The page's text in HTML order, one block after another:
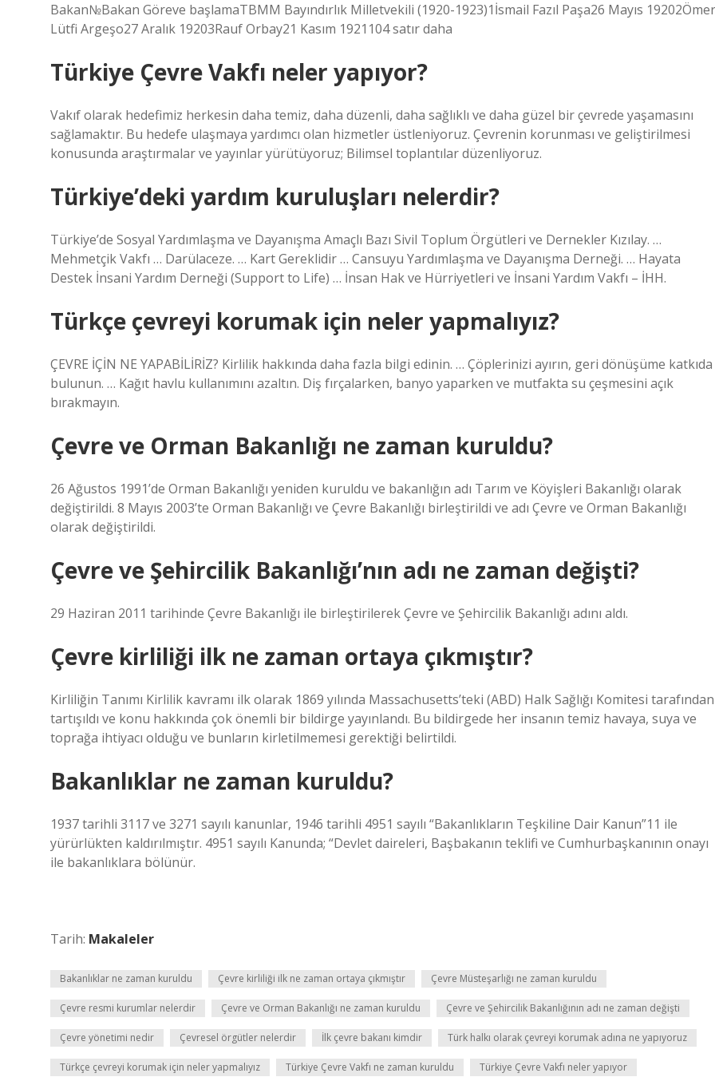
Bakan№Bakan Göreve başlamaTBMM Bayındırlık Milletvekili (1920-1923)1İsmail Fazıl Paşa26 Mayıs 19202Ömer
Lütfi Argeşo27 Aralık 19203Rauf Orbay21 Kasım 1921104 satır daha
Türkiye Çevre Vakfı neler yapıyor?
Vakıf olarak hedefimiz herkesin daha temiz, daha düzenli, daha sağlıklı ve daha güzel bir çevrede yaşamasını
sağlamaktır. Bu hedefe ulaşmaya yardımcı olan hizmetler üstleniyoruz. Çevrenin korunması ve geliştirilmesi
konusunda araştırmalar ve yayınlar yürütüyoruz; Bilimsel toplantılar düzenliyoruz.
Türkiye’deki yardım kuruluşları nelerdir?
Türkiye’de Sosyal Yardımlaşma ve Dayanışma Amaçlı Bazı Sivil Toplum Örgütleri ve Dernekler Kızılay. …
Mehmetçik Vakfı … Darülaceze. … Kart Gereklidir … Cansuyu Yardımlaşma ve Dayanışma Derneği. … Hayata
Destek İnsani Yardım Derneği (Support to Life) … İnsan Hak ve Hürriyetleri ve İnsani Yardım Vakfı – İHH.
Türkçe çevreyi korumak için neler yapmalıyız?
ÇEVRE İÇİN NE YAPABİLİRİZ? Kirlilik hakkında daha fazla bilgi edinin. … Çöplerinizi ayırın, geri dönüşüme katkıda
bulunun. … Kağıt havlu kullanımını azaltın. Diş fırçalarken, banyo yaparken ve mutfakta su çeşmesini açık
bırakmayın.
Çevre ve Orman Bakanlığı ne zaman kuruldu?
26 Ağustos 1991’de Orman Bakanlığı yeniden kuruldu ve bakanlığın adı Tarım ve Köyişleri Bakanlığı olarak
değiştirildi. 8 Mayıs 2003’te Orman Bakanlığı ve Çevre Bakanlığı birleştirildi ve adı Çevre ve Orman Bakanlığı
olarak değiştirildi.
Çevre ve Şehircilik Bakanlığı’nın adı ne zaman değişti?
29 Haziran 2011 tarihinde Çevre Bakanlığı ile birleştirilerek Çevre ve Şehircilik Bakanlığı adını aldı.
Çevre kirliliği ilk ne zaman ortaya çıkmıştır?
Kirliliğin Tanımı Kirlilik kavramı ilk olarak 1869 yılında Massachusetts’teki (ABD) Halk Sağlığı Komitesi tarafından
tartışıldı ve konu hakkında çok önemli bir bildirge yayınlandı. Bu bildirgede her insanın temiz havaya, suya ve
toprağa ihtiyacı olduğu ve bunların kirletilmemesi gerektiği belirtildi.
Bakanlıklar ne zaman kuruldu?
1937 tarihli 3117 ve 3271 sayılı kanunlar, 1946 tarihli 4951 sayılı “Bakanlıkların Teşkiline Dair Kanun”11 ile
yürürlükten kaldırılmıştır. 4951 sayılı Kanunda; “Devlet daireleri, Başbakanın teklifi ve Cumhurbaşkanının onayı
ile bakanlıklara bölünür.
Tarih: Makaleler
Bakanlıklar ne zaman kuruldu Çevre kirliliği ilk ne zaman ortaya çıkmıştır Çevre Müsteşarlığı ne zaman kuruldu
Çevre resmi kurumlar nelerdir Çevre ve Orman Bakanlığı ne zaman kuruldu Çevre ve Şehircilik Bakanlığının adı ne zaman değişti
Çevre yönetimi nedir Çevresel örgütler nelerdir İlk çevre bakanı kimdir Türk halkı olarak çevreyi korumak adına ne yapıyoruz
Türkçe çevreyi korumak için neler yapmalıyız Türkiye Çevre Vakfı ne zaman kuruldu Türkiye Çevre Vakfı neler yapıyor